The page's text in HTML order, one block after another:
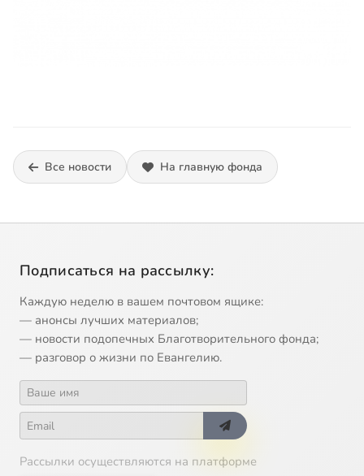
Все новости На главную фонда
Подписаться на рассылку:
Каждую неделю в вашем почтовом ящике:
— анонсы лучших материалов;
— новости подопечных Благотворительного фонда;
— разговор о жизни по Евангелию.
Рассылки осуществляются на платформе